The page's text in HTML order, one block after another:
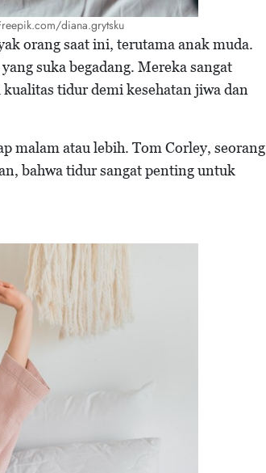
diana.grytsku
orang saat ini, terutama anak muda.
suka begadang. Mereka sangat
tidur demi kesehatan jiwa dan
malam atau lebih. Tom Corley, seorang
bahwa tidur sangat penting untuk